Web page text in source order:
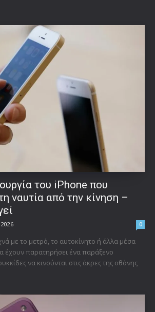
του iPhone που
ναυτία από την κίνηση –
0
με το μετρό, το αυτοκίνητο ή άλλα μέσα
έχουν παρατηρήσει ένα παράξενο
να κινούνται στις άκρες της οθόνης